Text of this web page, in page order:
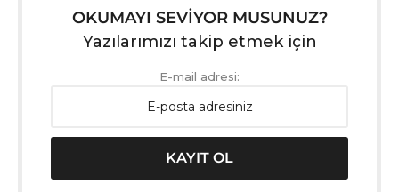
OKUMAYI SEVİYOR MUSUNUZ?
Yazılarımızı takip etmek için
E-mail adresi: